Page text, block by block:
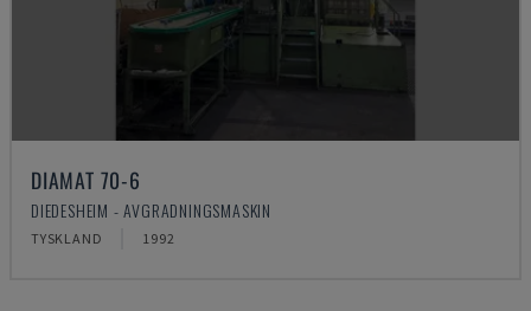
DIAMAT 70-6
DIEDESHEIM - AVGRADNINGSMASKIN
TYSKLAND 1992